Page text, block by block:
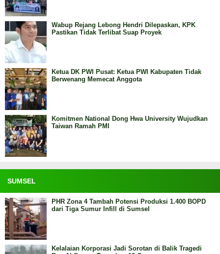
Wabup Rejang Lebong Hendri Dilepaskan, KPK
Pastikan Tidak Terlibat Suap Proyek
Ketua DK PWI Pusat: Ketua PWI Kabupaten Tidak
Berwenang Memecat Anggota
Komitmen National Dong Hwa University Wujudkan
Taiwan Ramah PMI
SUMSEL
PHR Zona 4 Tambah Potensi Produksi 1.400 BOPD
dari Tiga Sumur Infill di Sumsel
Kelalaian Korporasi Jadi Sorotan di Balik Tragedi